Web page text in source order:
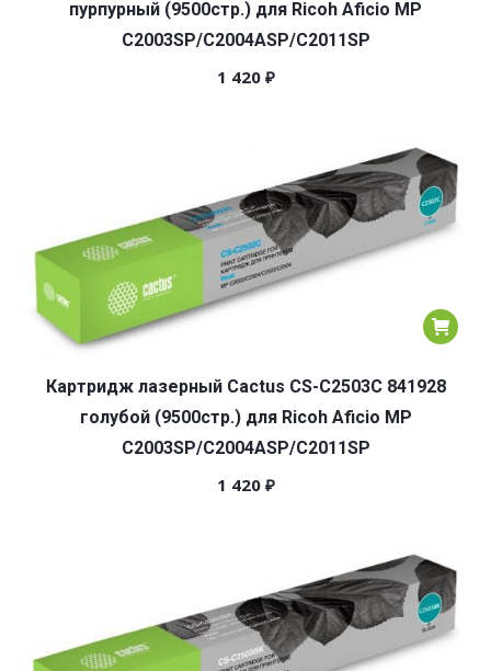
пурпурный (9500стр.) для Ricoh Aficio MP
C2003SP/C2004ASP/C2011SP
1 420 ₽
Картридж лазерный Cactus CS-C2503C 841928
голубой (9500стр.) для Ricoh Aficio MP
C2003SP/C2004ASP/C2011SP
1 420 ₽